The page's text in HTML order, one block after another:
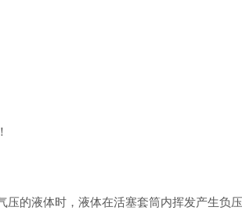
的液体时，液体在活塞套筒内挥发产生负